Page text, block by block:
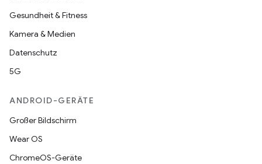
Gesundheit & Fitness
Kamera & Medien
Datenschutz
5G
ANDROID-GERÄTE
Großer Bildschirm
Wear OS
ChromeOS-Geräte